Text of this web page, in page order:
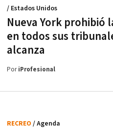
Nueva York prohibió
en todos sus
alcanza
/ Estados Unidos
PoriProfesional
RECREO / Agenda